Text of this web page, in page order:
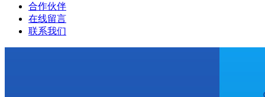
合作伙伴
在线留言
联系我们